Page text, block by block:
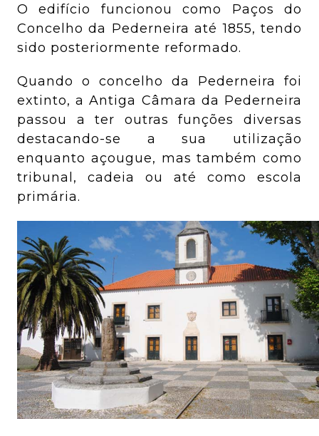
O edifício funcionou como Paços do
Concelho da Pederneira até 1855, tendo
sido posteriormente reformado.
Quando o concelho da Pederneira foi
extinto, a Antiga Câmara da Pederneira
passou a ter outras funções diversas
destacando-se a sua utilização
enquanto açougue, mas também como
tribunal, cadeia ou até como escola
primária.